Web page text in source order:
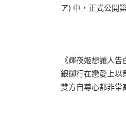
ア) 中，正式公開
《輝夜姬想讓人
銀御行在戀愛上以
雙方自尊心都非常